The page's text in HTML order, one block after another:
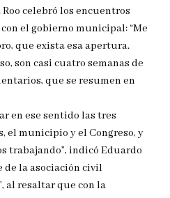
celebró los encuentros
el gobierno municipal: “Me
que exista esa apertura.
son casi cuatro semanas de
que se resumen en
en ese sentido las tres
el municipio y el Congreso, y
trabajando”, indicó Eduardo
de la asociación civil
al resaltar que con la